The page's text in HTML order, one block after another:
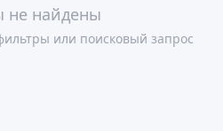
не найдены
или поисковый запрос